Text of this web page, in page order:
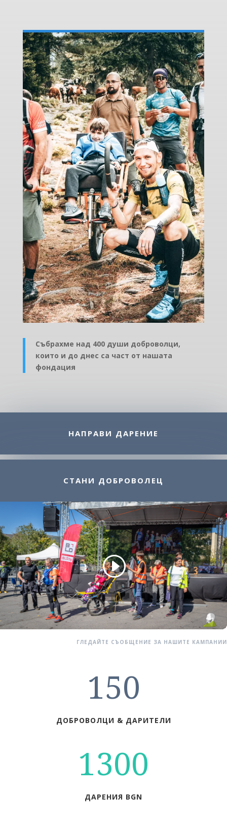
Събрахме над 400 души доброволци,
които и до днес са част от нашата
фондация
НАПРАВИ ДАРЕНИЕ
СТАНИ ДОБРОВОЛЕЦ
ГЛЕДАЙТЕ СЪОБЩЕНИЕ ЗА НАШИТЕ КАМПАНИИ
150
ДОБРОВОЛЦИ & ДАРИТЕЛИ
1300
ДАРЕНИЯ BGN